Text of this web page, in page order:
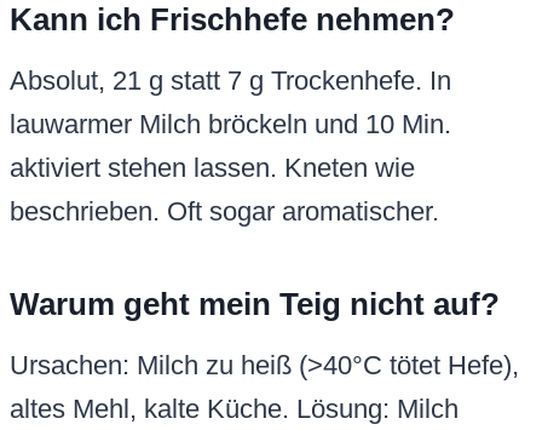
Kann ich Frischhefe nehmen?
Absolut, 21 g statt 7 g Trockenhefe. In
lauwarmer Milch bröckeln und 10 Min.
aktiviert stehen lassen. Kneten wie
beschrieben. Oft sogar aromatischer.
Warum geht mein Teig nicht auf?
Ursachen: Milch zu heiß (>40°C tötet Hefe),
altes Mehl, kalte Küche. Lösung: Milch